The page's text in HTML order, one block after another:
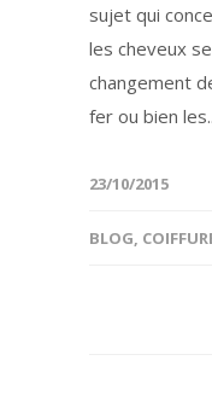
sujet qui
les cheveux
changement
fer ou bien
23/10/2015
BLOG,